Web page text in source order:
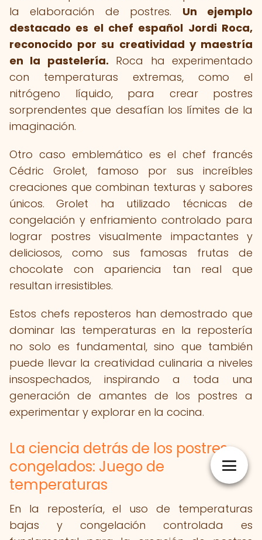
la elaboración de postres. Un ejemplo
destacado es el chef español Jordi Roca,
reconocido por su creatividad y maestría
en la pastelería. Roca ha experimentado
con temperaturas extremas, como el
nitrógeno líquido, para crear postres
sorprendentes que desafían los límites de la
imaginación.
Otro caso emblemático es el chef francés
Cédric Grolet, famoso por sus increíbles
creaciones que combinan texturas y sabores
únicos. Grolet ha utilizado técnicas de
congelación y enfriamiento controlado para
lograr postres visualmente impactantes y
deliciosos, como sus famosas frutas de
chocolate con apariencia tan real que
resultan irresistibles.
Estos chefs reposteros han demostrado que
dominar las temperaturas en la repostería
no solo es fundamental, sino que también
puede llevar la creatividad culinaria a niveles
insospechados, inspirando a toda una
generación de amantes de los postres a
experimentar y explorar en la cocina.
La ciencia detrás de los postres
congelados: Juego de
temperaturas
En la repostería, el uso de temperaturas
bajas y congelación controlada es